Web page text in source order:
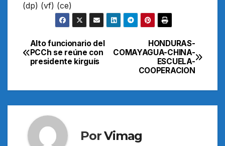
(dp) (vf) (ce)
Navegación
de
entradas
HONDURAS-
COMAYAGUA-CHINA-
ESCUELA-
COOPERACION
Alto funcionario del
PCCh se reúne con
presidente kirguís
PorVimag